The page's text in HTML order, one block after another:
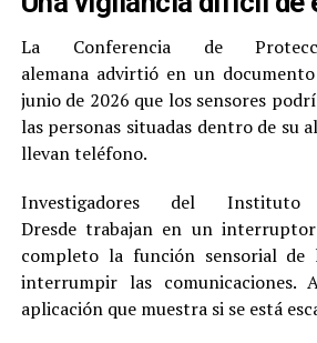
La Conferencia de
alemana advirtió en un
junio de 2026 que los sensores
las personas situadas dentro de su
llevan teléfono.
Investigadores del Instituto
Dresde trabajan en un
completo la función sensorial de
interrumpir las comunicaciones.
aplicación que muestra si se está